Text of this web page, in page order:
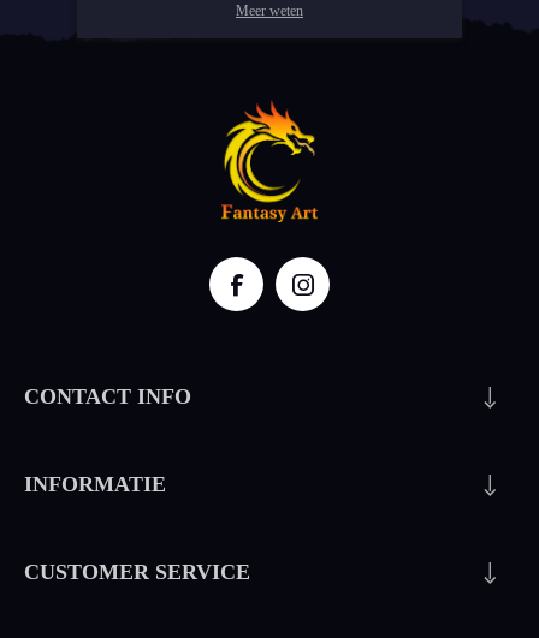
CONTACT INFO
INFORMATIE
CUSTOMER SERVICE
Meer weten